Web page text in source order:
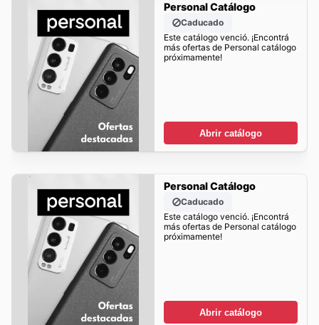
Personal Catálogo
Caducado
Este catálogo venció. ¡Encontrá
más ofertas de Personal catálogo
próximamente!
Abrir catálogo
Personal Catálogo
Caducado
Este catálogo venció. ¡Encontrá
más ofertas de Personal catálogo
próximamente!
Abrir catálogo